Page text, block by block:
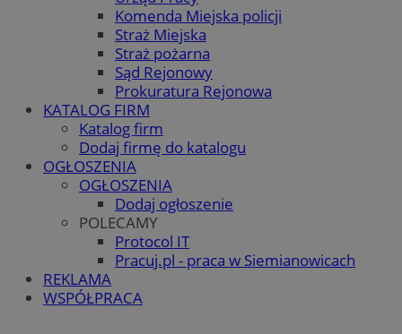
Komenda Miejska policji
Straż Miejska
Straż pożarna
Sąd Rejonowy
Prokuratura Rejonowa
KATALOG FIRM
Katalog firm
Dodaj firmę do katalogu
OGŁOSZENIA
OGŁOSZENIA
Dodaj ogłoszenie
POLECAMY
Protocol IT
Pracuj.pl - praca w Siemianowicach
REKLAMA
WSPÓŁPRACA